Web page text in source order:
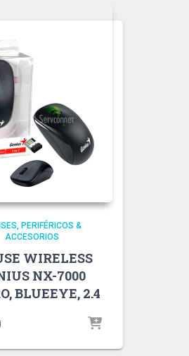
PERIFÉRICOS &
ACCESORIOS
WIRELESS
NX-7000
BLUEEYE, 2.4